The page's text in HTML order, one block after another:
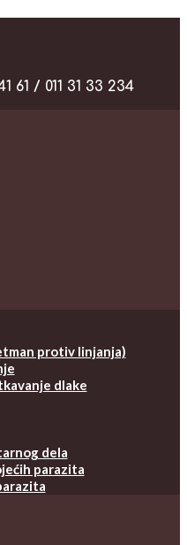
61 / 011 31 33 234
protiv linjanja)
dlake
dela
parazita